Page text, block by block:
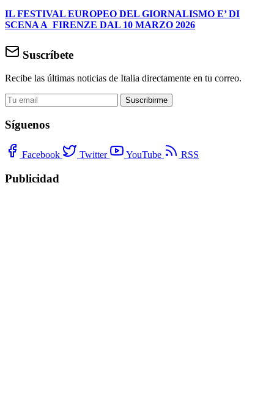
IL FESTIVAL EUROPEO DEL GIORNALISMO E’ DI
SCENA A FIRENZE DAL 10 MARZO 2026
Suscríbete
Recibe las últimas noticias de Italia directamente en tu correo.
Suscribirme
Síguenos
Facebook Twitter YouTube RSS
Publicidad